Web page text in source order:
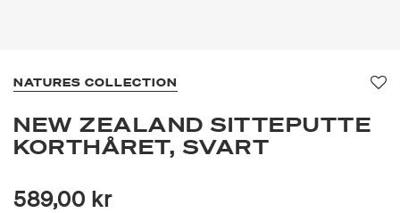
NATURES COLLECTION
NEW ZEALAND SITTEPUTTE
KORTHÅRET, SVART
589,00 kr